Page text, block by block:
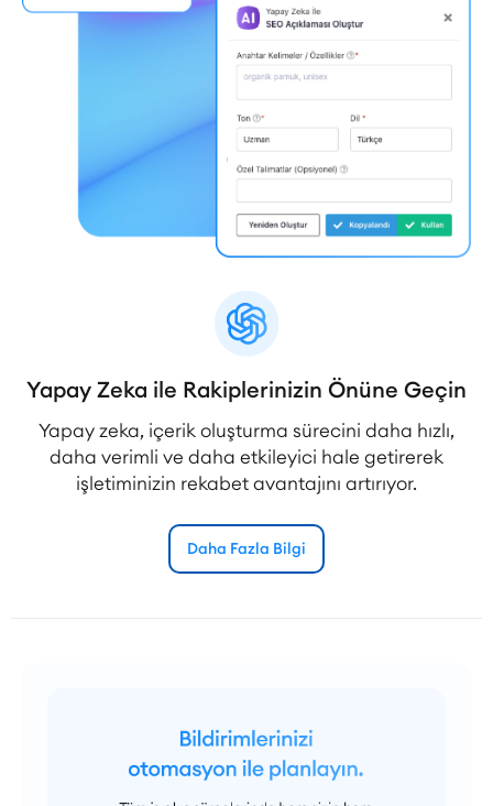
Yapay Zeka ile Rakiplerinizin Önüne Geçin
Yapay zeka, içerik oluşturma sürecini daha hızlı,
daha verimli ve daha etkileyici hale getirerek
işletiminizin rekabet avantajını artırıyor.
Daha Fazla Bilgi